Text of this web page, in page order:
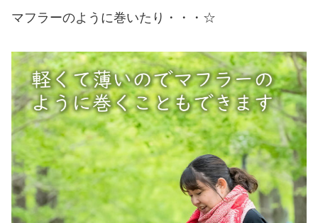
マフラーのように巻いたり・・・☆